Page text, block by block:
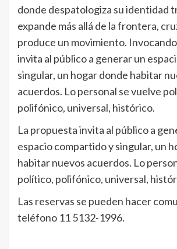
donde despatologiza su identidad
expande más allá de la frontera,
produce un movimiento.
invita al público a generar un
singular, un hogar donde habitar
acuerdos. Lo personal se vuelve
polifónico, universal, histórico.
La propuesta invita al público a
espacio compartido y singular, un
habitar nuevos acuerdos. Lo
político, polifónico, universal,
Las reservas se pueden hacer
teléfono 11 5132-1996.